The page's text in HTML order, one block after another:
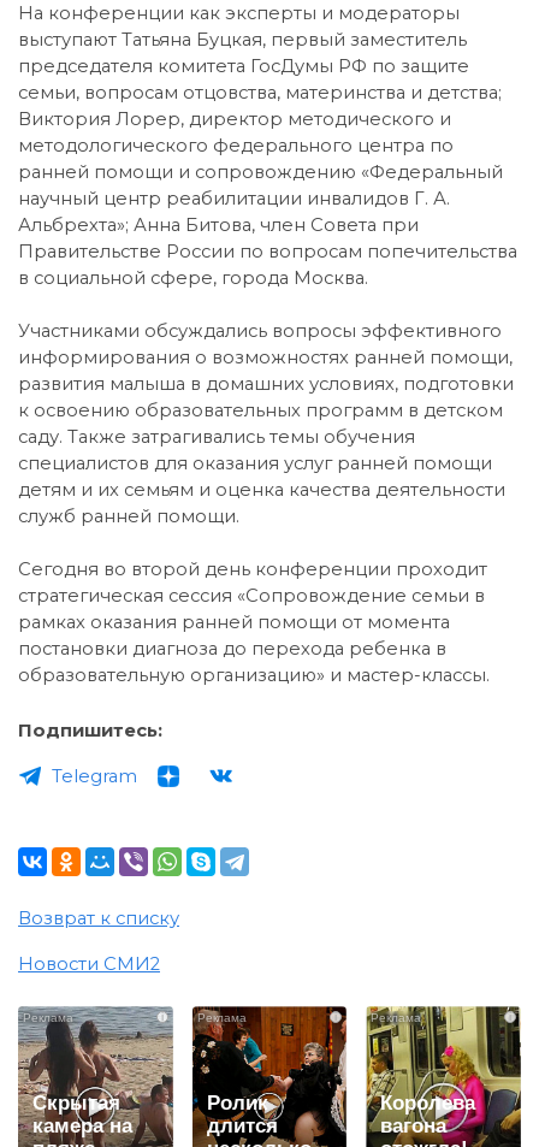
На конференции как эксперты и модераторы
выступают Татьяна Буцкая, первый заместитель
председателя комитета ГосДумы РФ по защите
семьи, вопросам отцовства, материнства и детства;
Виктория Лорер, директор методического и
методологического федерального центра по
ранней помощи и сопровождению «Федеральный
научный центр реабилитации инвалидов Г. А.
Альбрехта»; Анна Битова, член Совета при
Правительстве России по вопросам попечительства
в социальной сфере, города Москва.
Участниками обсуждались вопросы эффективного
информирования о возможностях ранней помощи,
развития малыша в домашних условиях, подготовки
к освоению образовательных программ в детском
саду. Также затрагивались темы обучения
специалистов для оказания услуг ранней помощи
детям и их семьям и оценка качества деятельности
служб ранней помощи.
Сегодня во второй день конференции проходит
стратегическая сессия «Сопровождение семьи в
рамках оказания ранней помощи от момента
постановки диагноза до перехода ребенка в
образовательную организацию» и мастер-классы.
Подпишитесь:
Telegram
Возврат к списку
Новости СМИ2
i
Скрытая
камера на
i
Ролик
длится
i
Королева
вагона